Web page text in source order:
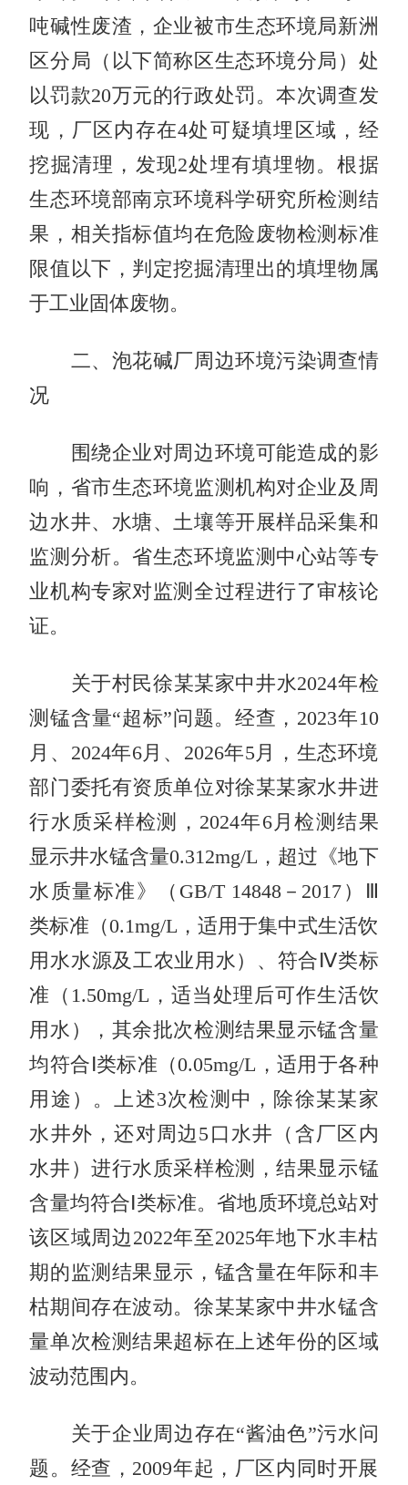
吨碱性废渣，企业被市生态环境局新洲
区分局（以下简称区生态环境分局）处
以罚款20万元的行政处罚。本次调查发
现，厂区内存在4处可疑填埋区域，经
挖掘清理，发现2处埋有填埋物。根据
生态环境部南京环境科学研究所检测结
果，相关指标值均在危险废物检测标准
限值以下，判定挖掘清理出的填埋物属
于工业固体废物。
二、泡花碱厂周边环境污染调查情
况
围绕企业对周边环境可能造成的影
响，省市生态环境监测机构对企业及周
边水井、水塘、土壤等开展样品采集和
监测分析。省生态环境监测中心站等专
业机构专家对监测全过程进行了审核论
证。
关于村民徐某某家中井水2024年检
测锰含量“超标”问题。经查，2023年10
月、2024年6月、2026年5月，生态环境
部门委托有资质单位对徐某某家水井进
行水质采样检测，2024年6月检测结果
显示井水锰含量0.312mg/L，超过《地下
水质量标准》（GB/T 14848－2017）Ⅲ
类标准（0.1mg/L，适用于集中式生活饮
用水水源及工农业用水）、符合Ⅳ类标
准（1.50mg/L，适当处理后可作生活饮
用水），其余批次检测结果显示锰含量
均符合Ⅰ类标准（0.05mg/L，适用于各种
用途）。上述3次检测中，除徐某某家
水井外，还对周边5口水井（含厂区内
水井）进行水质采样检测，结果显示锰
含量均符合Ⅰ类标准。省地质环境总站对
该区域周边2022年至2025年地下水丰枯
期的监测结果显示，锰含量在年际和丰
枯期间存在波动。徐某某家中井水锰含
量单次检测结果超标在上述年份的区域
波动范围内。
关于企业周边存在“酱油色”污水问
题。经查，2009年起，厂区内同时开展